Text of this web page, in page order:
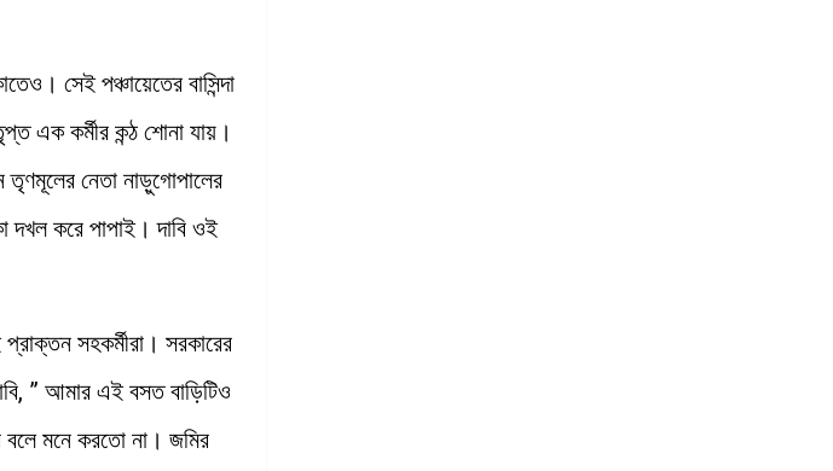
সেই পঞ্চায়েতের বাসিন্দা
এক কর্মীর কন্ঠ শোনা যায়।
তৃণমূলের নেতা নাড়ুগোপালের
দখল করে পাপাই। দাবি ওই
সহকর্মীরা। সরকারের
” আমার এই বসত বাড়িটিও
বলে মনে করতো না। জমির